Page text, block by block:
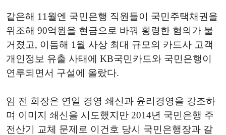
같은해 11월엔 국민은행 직원들이 국민주택채권을
위조해 90억원을 현금으로 바꿔 횡령한 혐의가 불
거졌고, 이듬해 1월 사상 최대 규모의 카드사 고객
개인정보 유출 사태에 KB국민카드와 국민은행이
연루되면서 구설에 올랐다.
임 전 회장은 연일 경영 쇄신과 윤리경영을 강조하
며 이미지 쇄신을 시도했지만 2014년 국민은행 주
전산기 교체 문제로 이건호 당시 국민은행장과 갈